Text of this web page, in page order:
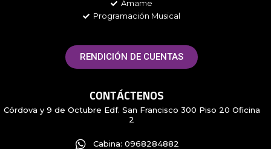
Ámame
Programación Musical
RENDICIÓN DE CUENTAS
CONTÁCTENOS
Córdova y 9 de Octubre Edf. San Francisco 300 Piso 20 Oficina
2
Cabina: 0968284882